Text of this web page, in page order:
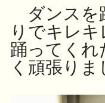
ダンスを
りでキレ
踊ってくれ
く頑張りま